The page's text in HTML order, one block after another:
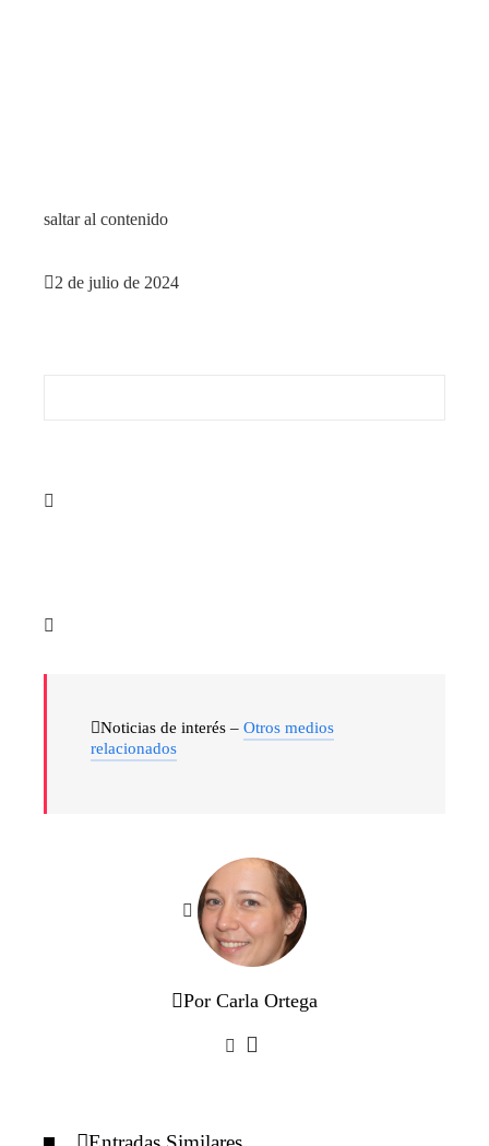
saltar al contenido
2 de julio de 2024
Noticias de interés – Otros medios
relacionados
Por Carla Ortega